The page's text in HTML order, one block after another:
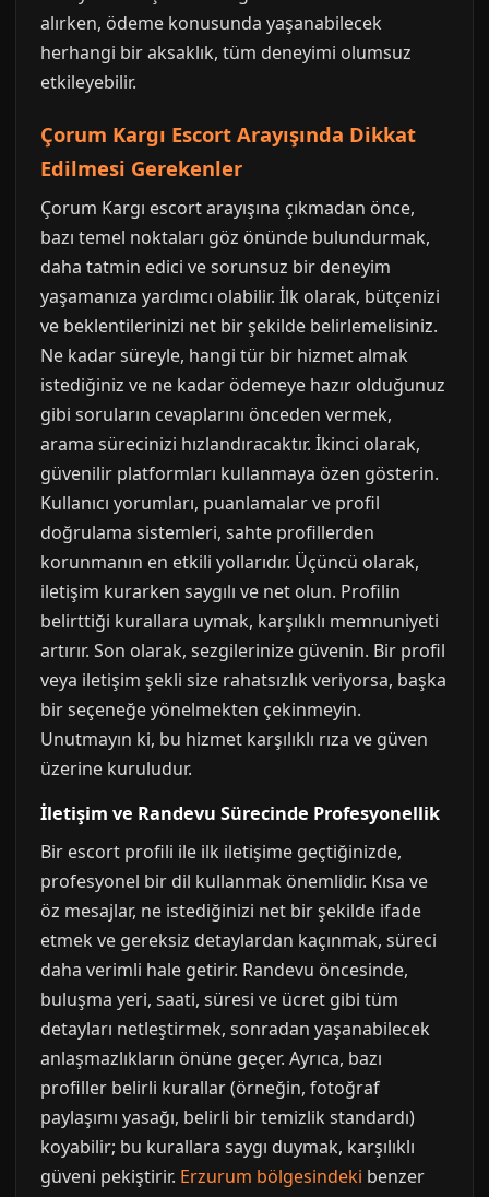
alırken, ödeme konusunda yaşanabilecek
herhangi bir aksaklık, tüm deneyimi olumsuz
etkileyebilir.
Çorum Kargı Escort Arayışında Dikkat
Edilmesi Gerekenler
Çorum Kargı escort arayışına çıkmadan önce,
bazı temel noktaları göz önünde bulundurmak,
daha tatmin edici ve sorunsuz bir deneyim
yaşamanıza yardımcı olabilir. İlk olarak, bütçenizi
ve beklentilerinizi net bir şekilde belirlemelisiniz.
Ne kadar süreyle, hangi tür bir hizmet almak
istediğiniz ve ne kadar ödemeye hazır olduğunuz
gibi soruların cevaplarını önceden vermek,
arama sürecinizi hızlandıracaktır. İkinci olarak,
güvenilir platformları kullanmaya özen gösterin.
Kullanıcı yorumları, puanlamalar ve profil
doğrulama sistemleri, sahte profillerden
korunmanın en etkili yollarıdır. Üçüncü olarak,
iletişim kurarken saygılı ve net olun. Profilin
belirttiği kurallara uymak, karşılıklı memnuniyeti
artırır. Son olarak, sezgilerinize güvenin. Bir profil
veya iletişim şekli size rahatsızlık veriyorsa, başka
bir seçeneğe yönelmekten çekinmeyin.
Unutmayın ki, bu hizmet karşılıklı rıza ve güven
üzerine kuruludur.
İletişim ve Randevu Sürecinde Profesyonellik
Bir escort profili ile ilk iletişime geçtiğinizde,
profesyonel bir dil kullanmak önemlidir. Kısa ve
öz mesajlar, ne istediğinizi net bir şekilde ifade
etmek ve gereksiz detaylardan kaçınmak, süreci
daha verimli hale getirir. Randevu öncesinde,
buluşma yeri, saati, süresi ve ücret gibi tüm
detayları netleştirmek, sonradan yaşanabilecek
anlaşmazlıkların önüne geçer. Ayrıca, bazı
profiller belirli kurallar (örneğin, fotoğraf
paylaşımı yasağı, belirli bir temizlik standardı)
koyabilir; bu kurallara saygı duymak, karşılıklı
güveni pekiştirir. Erzurum bölgesindeki benzer